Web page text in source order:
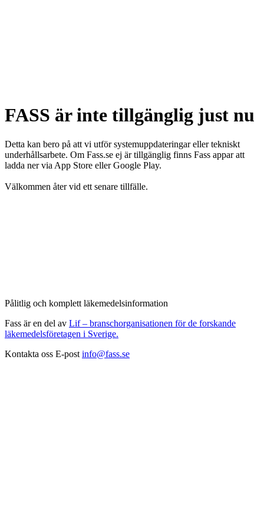
FASS är inte tillgänglig just nu
Detta kan bero på att vi utför systemuppdateringar eller tekniskt
underhållsarbete. Om Fass.se ej är tillgänglig finns Fass appar att
ladda ner via App Store eller Google Play.
Välkommen åter vid ett senare tillfälle.
Pålitlig och komplett läkemedelsinformation
Fass är en del av Lif – branschorganisationen för de forskande
läkemedelsföretagen i Sverige.
Kontakta oss E-post info@fass.se